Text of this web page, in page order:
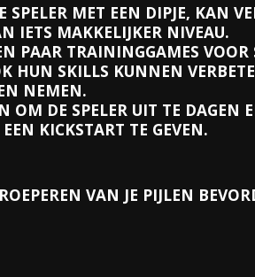
SPELER MET EEN DIPJE, KAN
IETS MAKKELIJKER NIVEAU.
PAAR TRAININGGAMES VOOR
HUN SKILLS KUNNEN
NEMEN.
DE SPELER UIT TE DAGEN
KICKSTART TE GEVEN.
VAN JE PIJLEN